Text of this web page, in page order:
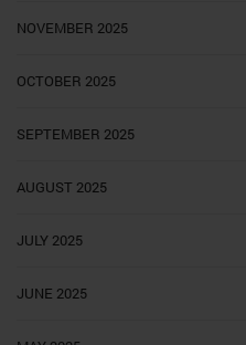
NOVEMBER 2025
OCTOBER 2025
SEPTEMBER 2025
AUGUST 2025
JULY 2025
JUNE 2025